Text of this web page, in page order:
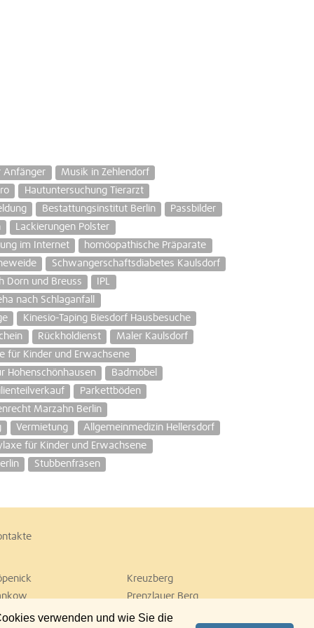
verwenden und wie Sie die
Anfänger
Musik in Zehlendorf
Hautuntersuchung Tierarzt
Bestattungsinstitut Berlin
Passbilder
Lackierungen Polster
im Internet
homöopathische Präparate
Schwangerschaftsdiabetes Kaulsdorf
Dorn und Breuss
IPL
nach Schlaganfall
Kinesio-Taping Biesdorf Hausbesuche
Rückholdienst
Maler Kaulsdorf
für Kinder und Erwachsene
Hohenschönhausen
Badmöbel
Parkettböden
Marzahn Berlin
Vermietung
Allgemeinmedizin Hellersdorf
für Kinder und Erwachsene
Stubbenfräsen
Kreuzberg
Prenzlauer Berg
Tiergarten